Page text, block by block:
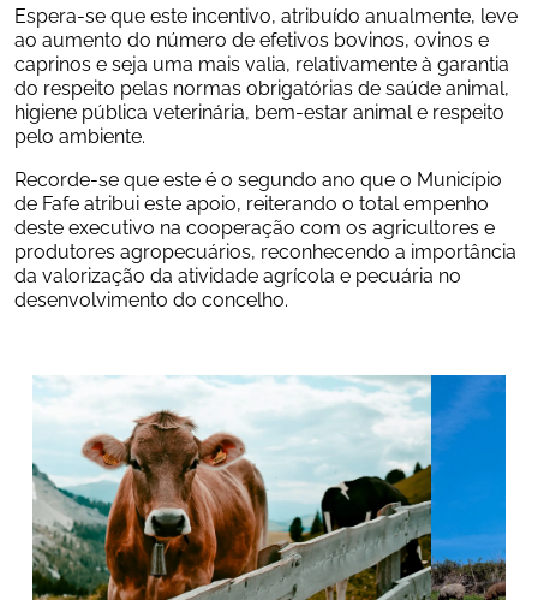
Espera-se que este incentivo, atribuído anualmente, leve
ao aumento do número de efetivos bovinos, ovinos e
caprinos e seja uma mais valia, relativamente à garantia
do respeito pelas normas obrigatórias de saúde animal,
higiene pública veterinária, bem-estar animal e respeito
pelo ambiente.
Recorde-se que este é o segundo ano que o Município
de Fafe atribui este apoio, reiterando o total empenho
deste executivo na cooperação com os agricultores e
produtores agropecuários, reconhecendo a importância
da valorização da atividade agrícola e pecuária no
desenvolvimento do concelho.